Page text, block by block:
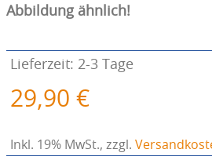
Abbildung ähnlich!
Lieferzeit: 2-3 Tage
29,90 €
Inkl. 19% MwSt., zzgl.